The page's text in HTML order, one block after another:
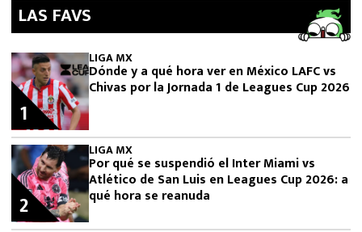
LAS FAVS
LIGA MX
Dónde y a qué hora ver en México LAFC vs
Chivas por la Jornada 1 de Leagues Cup 2026
1
LIGA MX
Por qué se suspendió el Inter Miami vs
Atlético de San Luis en Leagues Cup 2026: a
qué hora se reanuda
2